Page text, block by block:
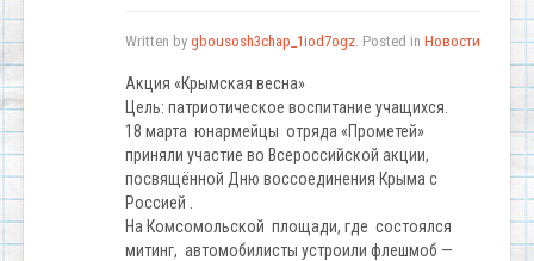
Written by gbousosh3chap_1iod7ogz. Posted in Новости
Акция «Крымская весна»
Цель: патриотическое воспитание учащихся.
18 марта юнармейцы отряда «Прометей»
приняли участие во Всероссийской акции,
посвящённой Дню воссоединения Крыма с
Россией .
На Комсомольской площади, где состоялся
митинг, автомобилисты устроили флешмоб —